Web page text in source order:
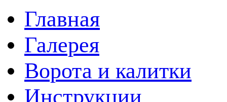
Главная
Галерея
Ворота и калитки
Инструкции